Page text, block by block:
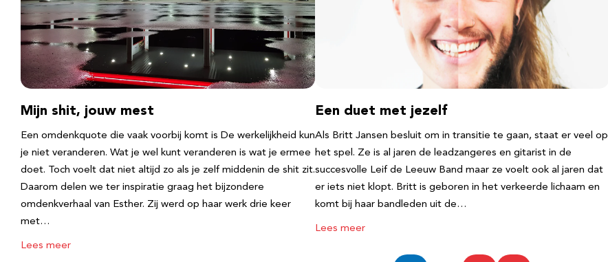
Mijn shit, jouw mest
Een omdenkquote die vaak voorbij komt is De werkelijkheid kun
je niet veranderen. Wat je wel kunt veranderen is wat je ermee
doet. Toch voelt dat niet altijd zo als je zelf middenin de shit zit.
Daarom delen we ter inspiratie graag het bijzondere
omdenkverhaal van Esther. Zij werd op haar werk drie keer
met…
Lees meer
Een duet met jezelf
Als Britt Jansen besluit om in transitie te gaan, staat er veel op
het spel. Ze is al jaren de leadzangeres en gitarist in de
succesvolle Leif de Leeuw Band maar ze voelt ook al jaren dat
er iets niet klopt. Britt is geboren in het verkeerde lichaam en
komt bij haar bandleden uit de…
Lees meer